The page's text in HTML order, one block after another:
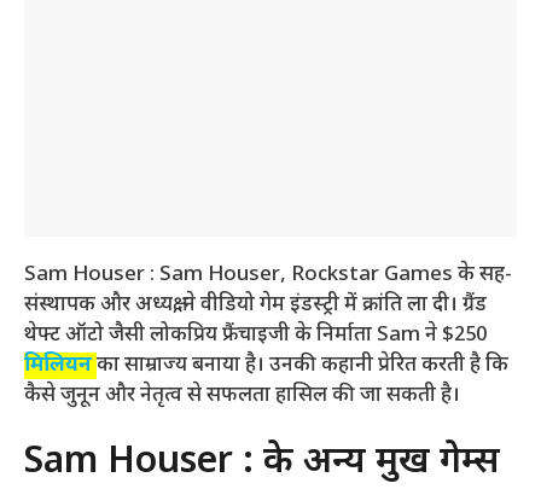
Sam Houser : Sam Houser, Rockstar Games के सह-
संस्थापक और अध्यक्ष, ने वीडियो गेम इंडस्ट्री में क्रांति ला दी। ग्रैंड
थेफ्ट ऑटो जैसी लोकप्रिय फ्रैंचाइजी के निर्माता Sam ने $250
मिलियनका साम्राज्य बनाया है। उनकी कहानी प्रेरित करती है कि
कैसे जुनून और नेतृत्व से सफलता हासिल की जा सकती है।
Sam Houser : के अन्य प्रमुख गेम्स